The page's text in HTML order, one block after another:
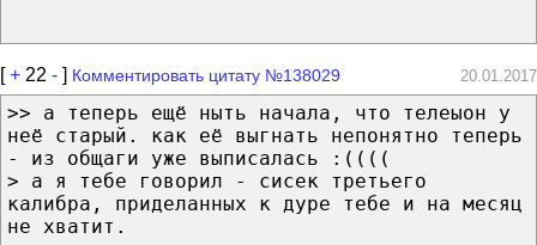
[+ 22 - ] Комментировать цитату №138029 20.01.2017
>> а теперь ещё ныть начала, что телеыон у
неё старый. как её выгнать непонятно теперь
- из общаги уже выписалась :((((
> а я тебе говорил - сисек третьего
калибра, приделанных к дуре тебе и на месяц
не хватит.